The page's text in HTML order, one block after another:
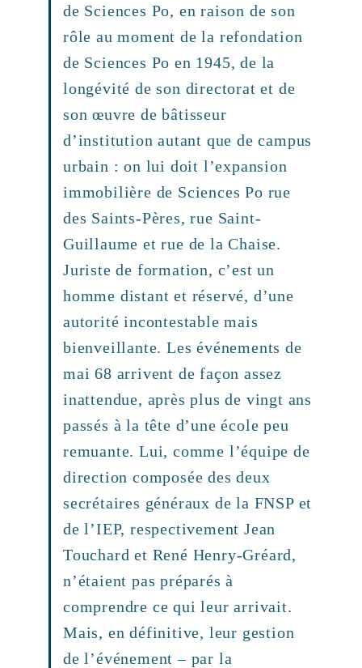
de Sciences Po, en raison de son
rôle au moment de la refondation
de Sciences Po en 1945, de la
longévité de son directorat et de
son œuvre de bâtisseur
d’institution autant que de campus
urbain : on lui doit l’expansion
immobilière de Sciences Po rue
des Saints-Pères, rue Saint-
Guillaume et rue de la Chaise.
Juriste de formation, c’est un
homme distant et réservé, d’une
autorité incontestable mais
bienveillante. Les événements de
mai 68 arrivent de façon assez
inattendue, après plus de vingt ans
passés à la tête d’une école peu
remuante. Lui, comme l’équipe de
direction composée des deux
secrétaires généraux de la FNSP et
de l’IEP, respectivement Jean
Touchard et René Henry-Gréard,
n’étaient pas préparés à
comprendre ce qui leur arrivait.
Mais, en définitive, leur gestion
de l’événement – par la